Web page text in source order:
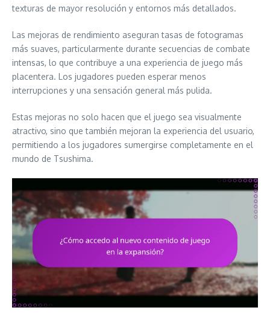
texturas de mayor resolución y entornos más detallados.
Las mejoras de rendimiento aseguran tasas de fotogramas
más suaves, particularmente durante secuencias de combate
intensas, lo que contribuye a una experiencia de juego más
placentera. Los jugadores pueden esperar menos
interrupciones y una sensación general más pulida.
Estas mejoras no solo hacen que el juego sea visualmente
atractivo, sino que también mejoran la experiencia del usuario,
permitiendo a los jugadores sumergirse completamente en el
mundo de Tsushima.